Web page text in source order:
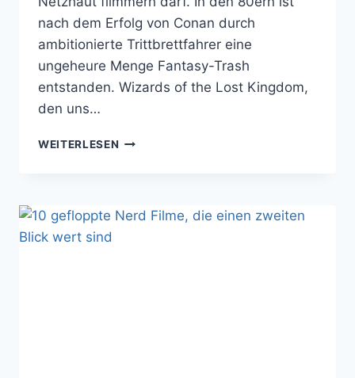
nach dem Erfolg von Conan durch
ambitionierte Trittbrettfahrer eine
ungeheure Menge Fantasy-Trash
entstanden. Wizards of the Lost Kingdom,
den uns…
WEITERLESEN 80ER
WIZARDS
OF